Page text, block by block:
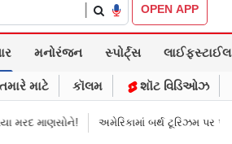
OPEN APP
મનોરંજન સ્પોર્ટ્સ લાઈફસ્ટાઈલ
માટે કૉલમ શૉટ વિડિઓઝ
અમેરિકામાં બર્થ ટૂરિઝમ પર પ્રતિબંધ મૂક્યો